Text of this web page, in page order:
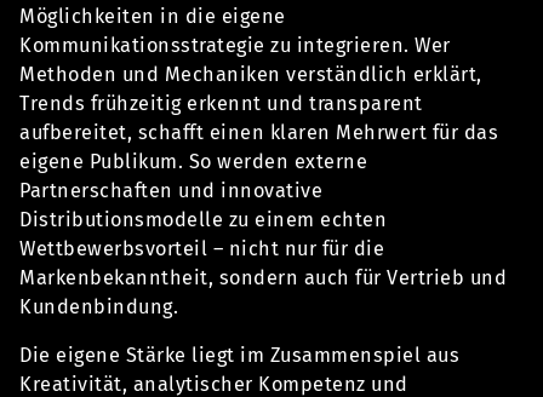
Möglichkeiten in die eigene
Kommunikationsstrategie zu integrieren. Wer
Methoden und Mechaniken verständlich erklärt,
Trends frühzeitig erkennt und transparent
aufbereitet, schafft einen klaren Mehrwert für das
eigene Publikum. So werden externe
Partnerschaften und innovative
Distributionsmodelle zu einem echten
Wettbewerbsvorteil – nicht nur für die
Markenbekanntheit, sondern auch für Vertrieb und
Kundenbindung.
Die eigene Stärke liegt im Zusammenspiel aus
Kreativität, analytischer Kompetenz und